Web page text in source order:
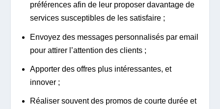
préférences afin de leur proposer davantage de
services susceptibles de les satisfaire ;
Envoyez des messages personnalisés par email
pour attirer l’attention des clients ;
Apporter des offres plus intéressantes, et
innover ;
Réaliser souvent des promos de courte durée et